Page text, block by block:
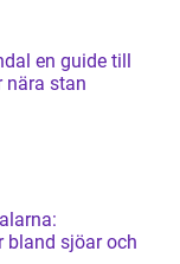
till
nära stan
bland sjöar och